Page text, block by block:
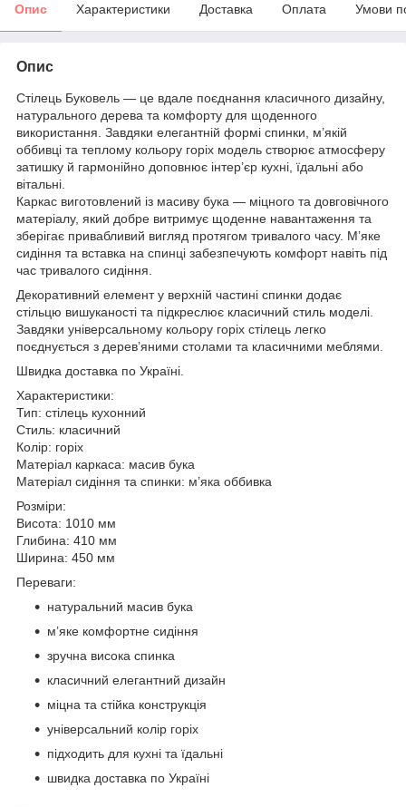
Опис Характеристики Доставка Оплата Умови
Опис
Стілець Буковель — це вдале поєднання класичного дизайну,
натурального дерева та комфорту для щоденного
використання. Завдяки елегантній формі спинки, м’якій
оббивці та теплому кольору горіх модель створює атмосферу
затишку й гармонійно доповнює інтер’єр кухні, їдальні або
вітальні.
Каркас виготовлений із масиву бука — міцного та довговічного
матеріалу, який добре витримує щоденне навантаження та
зберігає привабливий вигляд протягом тривалого часу. М’яке
сидіння та вставка на спинці забезпечують комфорт навіть під
час тривалого сидіння.
Декоративний елемент у верхній частині спинки додає
стільцю вишуканості та підкреслює класичний стиль моделі.
Завдяки універсальному кольору горіх стілець легко
поєднується з дерев’яними столами та класичними меблями.
Швидка доставка по Україні.
Характеристики:
Тип: стілець кухонний
Стиль: класичний
Колір: горіх
Матеріал каркаса: масив бука
Матеріал сидіння та спинки: м’яка оббивка
Розміри:
Висота: 1010 мм
Глибина: 410 мм
Ширина: 450 мм
Переваги:
натуральний масив бука
м’яке комфортне сидіння
зручна висока спинка
класичний елегантний дизайн
міцна та стійка конструкція
універсальний колір горіх
підходить для кухні та їдальні
швидка доставка по Україні